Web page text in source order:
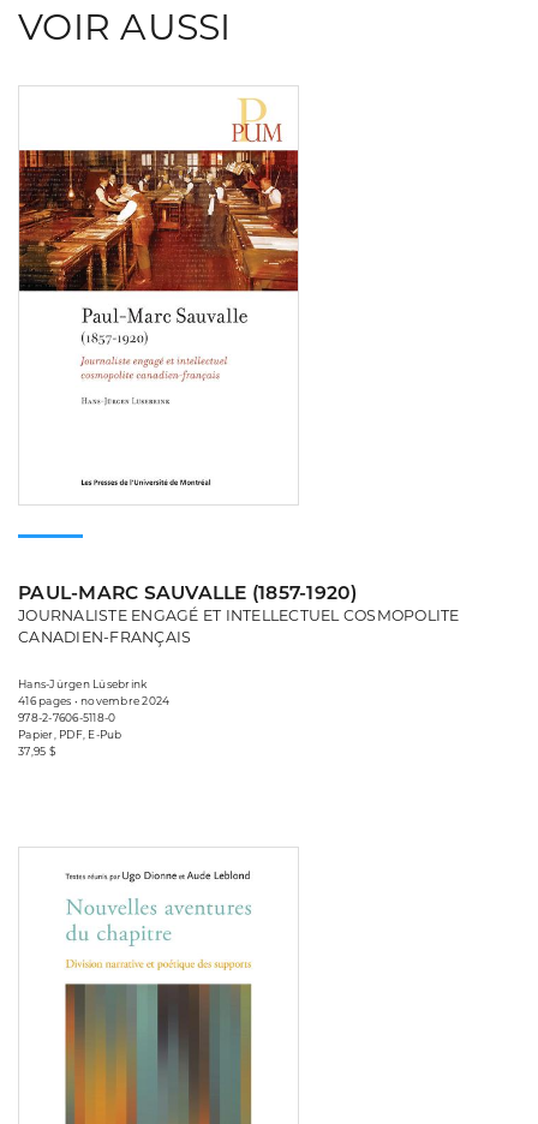
VOIR AUSSI
PAUL-MARC SAUVALLE (1857-1920)
JOURNALISTE ENGAGÉ ET INTELLECTUEL COSMOPOLITE
CANADIEN-FRANÇAIS
Hans-Jürgen Lüsebrink
416 pages • novembre 2024
978-2-7606-5118-0
Papier, PDF, E-Pub
37,95 $